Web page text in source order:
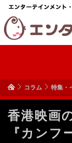
コラム 特集・
香港映画
『カン